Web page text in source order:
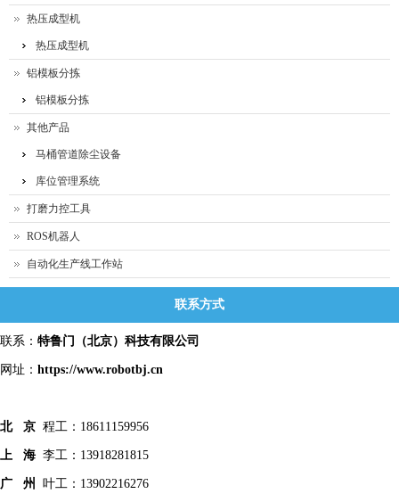
热压成型机
热压成型机
铝模板分拣
铝模板分拣
其他产品
马桶管道除尘设备
库位管理系统
打磨力控工具
ROS机器人
自动化生产线工作站
联系方式
联系： 特鲁门 （北京）科技有限公司
网址： https://www.robotbj.cn
北 京 程工：18611159956
上 海 李工：13918281815
广 州 叶工：13902216276